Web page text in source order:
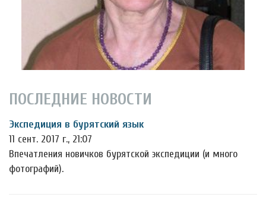
ПОСЛЕДНИЕ НОВОСТИ
Экспедиция в бурятский язык
11 сент. 2017 г., 21:07
Впечатления новичков бурятской экспедиции (и много
фотографий).